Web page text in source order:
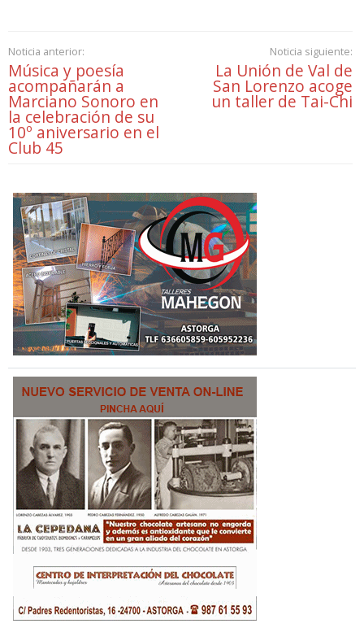
Noticia anterior:
Música y poesía
acompañarán a
Marciano Sonoro en
la celebración de su
10º aniversario en el
Club 45
Noticia siguiente:
La Unión de Val de
San Lorenzo acoge
un taller de Tai-Chi